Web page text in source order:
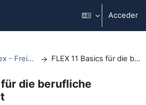
Acceder
Flex - Freier Wahlbereich FLEX 11 Basics für die berufliche Selbständigkeit
für die berufliche